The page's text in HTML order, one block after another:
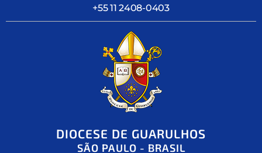
+55 11 2408-0403
DIOCESE DE GUARULHOS
SÃO PAULO - BRASIL